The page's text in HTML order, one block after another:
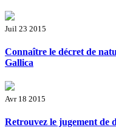
Juil 23 2015
Connaître le décret de
Gallica
Avr 18 2015
Retrouvez le jugement de